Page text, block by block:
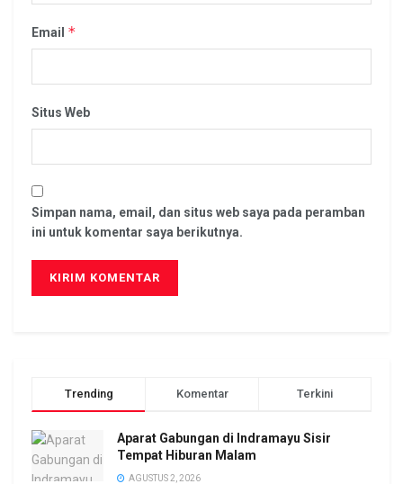
Email *
Situs Web
Simpan nama, email, dan situs web saya pada peramban
ini untuk komentar saya berikutnya.
Trending Komentar Terkini
Aparat Gabungan di Indramayu Sisir
Tempat Hiburan Malam
AGUSTUS 2, 2026